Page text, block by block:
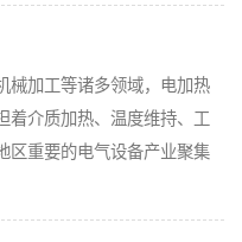
械加工等诸多领域，电加热
着介质加热、温度维持、工
区重要的电气设备产业聚集